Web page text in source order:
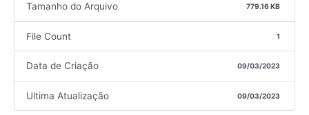
Tamanho do Arquivo 779.16 KB
File Count 1
Data de Criação 09/03/2023
Ultima Atualização 09/03/2023